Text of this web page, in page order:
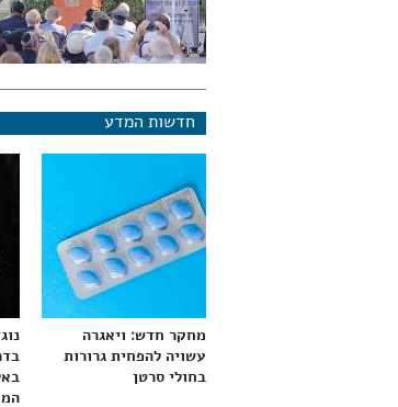
חדשות המדע
מחקר חדש: ויאגרה
עשויה להפחית גרורות
בחולי סרטן